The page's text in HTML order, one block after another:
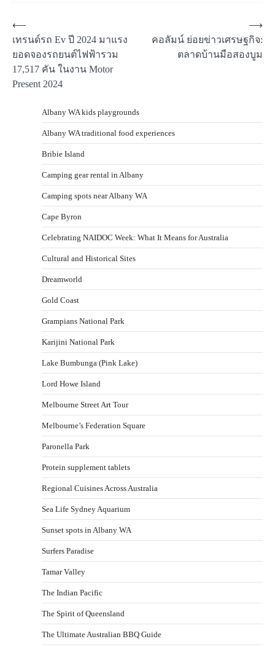
Post
navigation
⟵
เทรนด์รถ Ev ปี 2024 มาแรง
ยอดจองรถยนต์ไฟฟ้ารวม
17,517 คัน ในงาน Motor
Present 2024
คอลัมน์ ย่อยข่าวเศรษฐกิจ:
ตลาดบ้านมือสองบูม
⟶
Albany WA kids playgrounds
Albany WA traditional food experiences
Bribie Island
Camping gear rental in Albany
Camping spots near Albany WA
Cape Byron
Celebrating NAIDOC Week: What It Means for Australia
Cultural and Historical Sites
Dreamworld
Gold Coast
Grampians National Park
Karijini National Park
Lake Bumbunga (Pink Lake)
Lord Howe Island
Melbourne Street Art Tour
Melbourne’s Federation Square
Paronella Park
Protein supplement tablets
Regional Cuisines Across Australia
Sea Life Sydney Aquarium
Sunset spots in Albany WA
Surfers Paradise
Tamar Valley
The Indian Pacific
The Spirit of Queensland
The Ultimate Australian BBQ Guide